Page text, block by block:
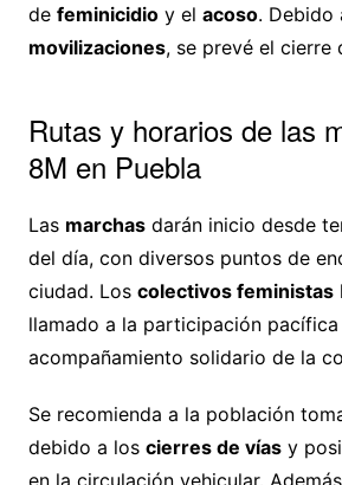
de feminicidioy el acoso. Debido
movilizaciones, se prevé el cierre
Rutas y horarios de las
8M en Puebla
Las marchasdarán inicio desde
del día, con diversos puntos de
ciudad. Los colectivos feministas
llamado a la participación pacífica
acompañamiento solidario de la
Se recomienda a la población
debido a los cierres de víasy